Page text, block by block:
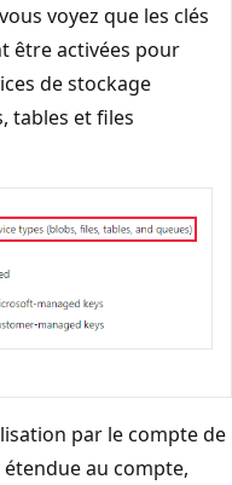
vous voyez que les clés
être activées pour
de stockage
tables et files
par le compte de
au compte,